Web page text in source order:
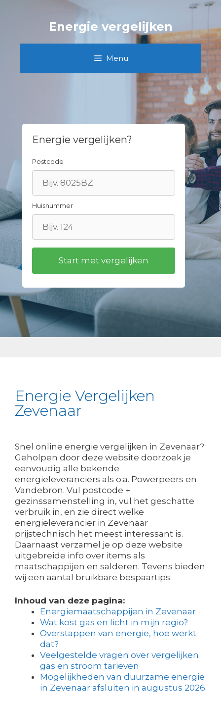
Energie vergelijken
Menu
Energie vergelijken?
Postcode
Huisnummer
Energie Vergelijken
Zevenaar
Snel online energie vergelijken in Zevenaar?
Geholpen door deze website doorzoek je
eenvoudig alle bekende
energieleveranciers als o.a. Powerpeers en
Vandebron. Vul postcode +
gezinssamenstelling in, vul het geschatte
verbruik in, en zie direct welke
energieleverancier in Zevenaar
prijstechnisch het meest interessant is.
Daarnaast verzamel je op deze website
uitgebreide info over items als
maatschappijen en salderen. Tevens bieden
wij een aantal bruikbare bespaartips.
Inhoud van deze pagina:
Energiemaatschappijen in Zevenaar
Wat kost gas en licht in mijn regio?
Overstappen van energie, hoe werkt
dat?
Veelgestelde vragen over vergelijken
gas en stroom tarieven
Mogelijkheden van duurzame energie
in Zevenaar afsluiten in augustus 2026